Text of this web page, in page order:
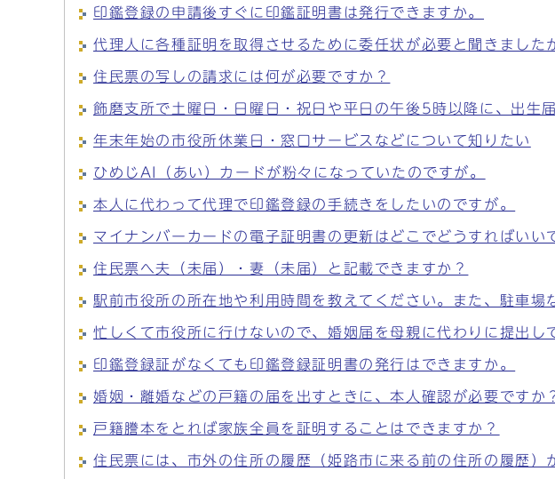
印鑑登録の申請後すぐに印鑑証明書は発行できますか。
代理人に各種証明を取得させるために委任状が必要と聞きました
住民票の写しの請求には何が必要ですか？
飾磨支所で土曜日・日曜日・祝日や平日の午後5時以降に、出生
年末年始の市役所休業日・窓口サービスなどについて知りたい
ひめじAI（あい）カードが粉々になっていたのですが。
本人に代わって代理で印鑑登録の手続きをしたいのですが。
マイナンバーカードの電子証明書の更新はどこでどうすればいい
住民票へ夫（未届）・妻（未届）と記載できますか？
駅前市役所の所在地や利用時間を教えてください。また、駐車場
忙しくて市役所に行けないので、婚姻届を母親に代わりに提出し
印鑑登録証がなくても印鑑登録証明書の発行はできますか。
婚姻・離婚などの戸籍の届を出すときに、本人確認が必要ですか
戸籍謄本をとれば家族全員を証明することはできますか？
住民票には、市外の住所の履歴（姫路市に来る前の住所の履歴）